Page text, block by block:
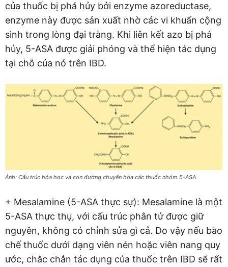
của thuốc bị phá hủy bởi enzyme azoreductase,
enzyme này được sản xuất nhờ các vi khuẩn cộng
sinh trong lòng đại tràng. Khi liên kết azo bị phá
hủy, 5-ASA được giải phóng và thể hiện tác dụng
tại chỗ của nó trên IBD.
Ảnh: Cấu trúc hóa học và con đường chuyển hóa các thuốc nhóm 5-ASA.
+ Mesalamine (5-ASA thực sự): Mesalamine là một
5-ASA thực thụ, với cấu trúc phân tử được giữ
nguyên, không có chỉnh sửa gì cả. Do vậy nếu bào
chế thuốc dưới dạng viên nén hoặc viên nang quy
ước, chắc chắn tác dụng của thuốc trên IBD sẽ rất